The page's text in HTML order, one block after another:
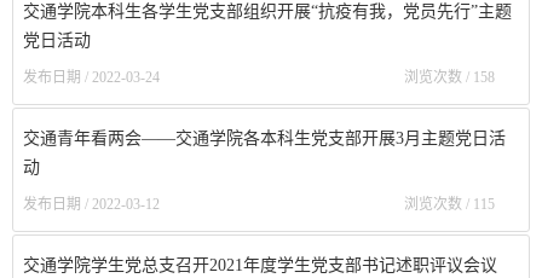
交通学院本科生各学生党支部组织开展“抗疫有我，党员先行”主题
党日活动
发布日期 / 2022-03-24 浏览次数 / 158
交通青年看两会——交通学院各本科生党支部开展3月主题党日活
动
发布日期 / 2022-03-12 浏览次数 / 115
交通学院学生党总支召开2021年度学生党支部书记述职评议会议